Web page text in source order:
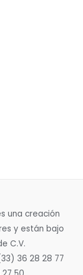
una creación
y están bajo
C.V.
36 28 28 77